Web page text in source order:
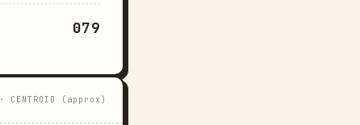
079
· CENTROID (approx)